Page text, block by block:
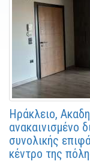
Ηράκλειο,
ανακαινισμένο
συνολικής
κέντρο της